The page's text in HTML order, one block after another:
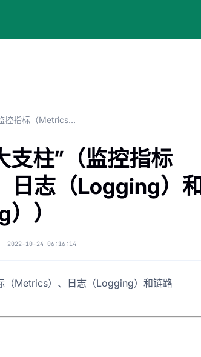
可观测性“三大支柱”（监控指标（Metrics）、日志（Logging）和链路（Tracing））
支柱”（监控指标
日志（Logging）和
）
2022-10-24 06:16:14
（Metrics）、日志（Logging）和链路